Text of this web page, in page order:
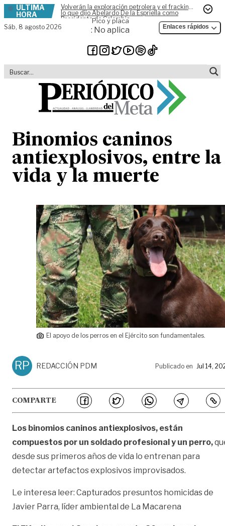
Skip to content
ÚLTIMA
HORA
Volverán la exploración petrolera y el fracking,
lo que dijo Abelardo De la Espriella como
Presidente de Colombia
Sáb, 8 agosto 2026
Pico y placa
: No aplica Enlaces rápidos
Binomios caninos
antiexplosivos, entre la
vida y la muerte
El apoyo de los perros en el Ejército son fundamentales.
RP REDACCIÓN PDM Publicado en Jul 14,
COMPARTE
Los binomios caninos antiexplosivos, están
compuestos por un soldado profesional y un perro,
desde sus primeros años de vida lo entrenan para
detectar artefactos explosivos improvisados.
Le interesa leer: Capturados presuntos homicidas de
Javier Parra, líder ambiental de La Macarena